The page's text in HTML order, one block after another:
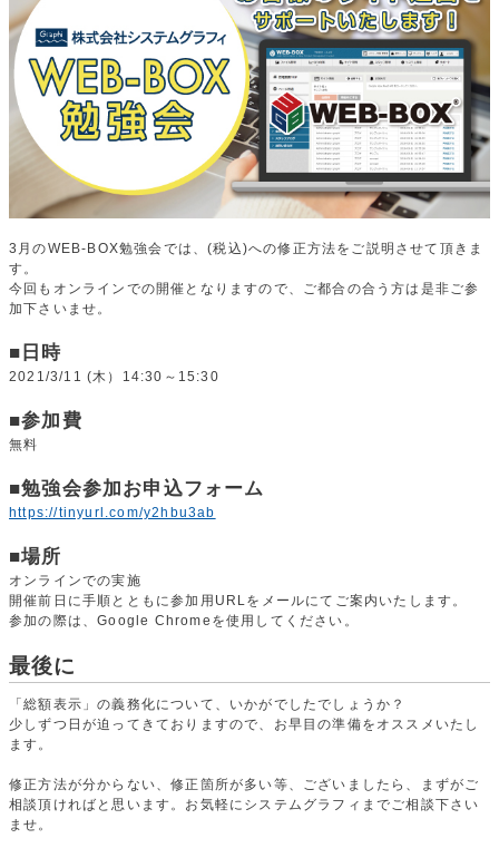
3月のWEB-BOX勉強会では、(税込)への修正方法をご説明させて頂きま
す。
今回もオンラインでの開催となりますので、ご都合の合う方は是非ご参
加下さいませ。
■日時
2021/3/11 (木）14:30～15:30
■参加費
無料
■勉強会参加お申込フォーム
https://tinyurl.com/y2hbu3ab
■場所
オンラインでの実施
開催前日に手順とともに参加用URLをメールにてご案内いたします。
参加の際は、Google Chromeを使用してください。
最後に
「総額表示」の義務化について、いかがでしたでしょうか？
少しずつ日が迫ってきておりますので、お早目の準備をオススメいたし
ます。
修正方法が分からない、修正箇所が多い等、ございましたら、まずがご
相談頂ければと思います。お気軽にシステムグラフィまでご相談下さい
ませ。